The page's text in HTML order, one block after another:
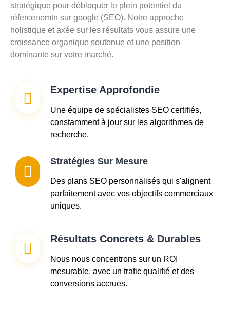
stratégique pour débloquer le plein potentiel du
réfercenemtn sur google (SEO). Notre approche
holistique et axée sur les résultats vous assure une
croissance organique soutenue et une position
dominante sur votre marché.
Expertise Approfondie
Une équipe de spécialistes SEO certifiés,
constamment à jour sur les algorithmes de
recherche.
Stratégies Sur Mesure
Des plans SEO personnalisés qui s'alignent
parfaitement avec vos objectifs commerciaux
uniques.
Résultats Concrets & Durables
Nous nous concentrons sur un ROI
mesurable, avec un trafic qualifié et des
conversions accrues.